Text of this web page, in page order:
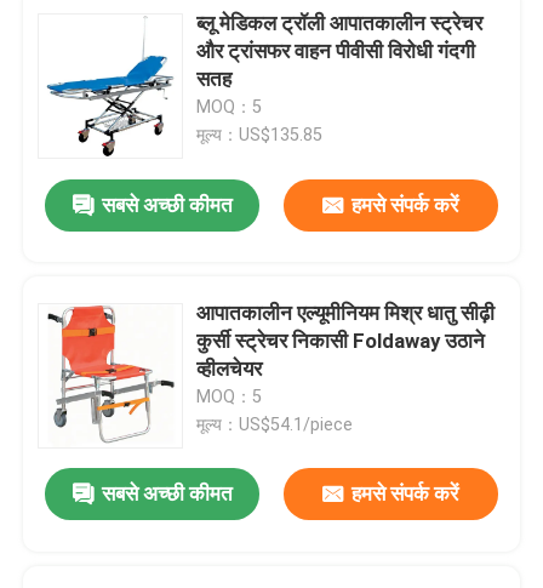
ब्लू मेडिकल ट्रॉली आपातकालीन स्ट्रेचर
और ट्रांसफर वाहन पीवीसी विरोधी गंदगी
सतह
MOQ：5
मूल्य：US$135.85
सबसे अच्छी कीमत हमसे संपर्क करें
आपातकालीन एल्यूमीनियम मिश्र धातु सीढ़ी
कुर्सी स्ट्रेचर निकासी Foldaway उठाने
व्हीलचेयर
MOQ：5
मूल्य：US$54.1/piece
सबसे अच्छी कीमत हमसे संपर्क करें